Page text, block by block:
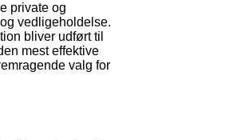
private og
vedligeholdelse.
bliver udført til
mest effektive
valg for